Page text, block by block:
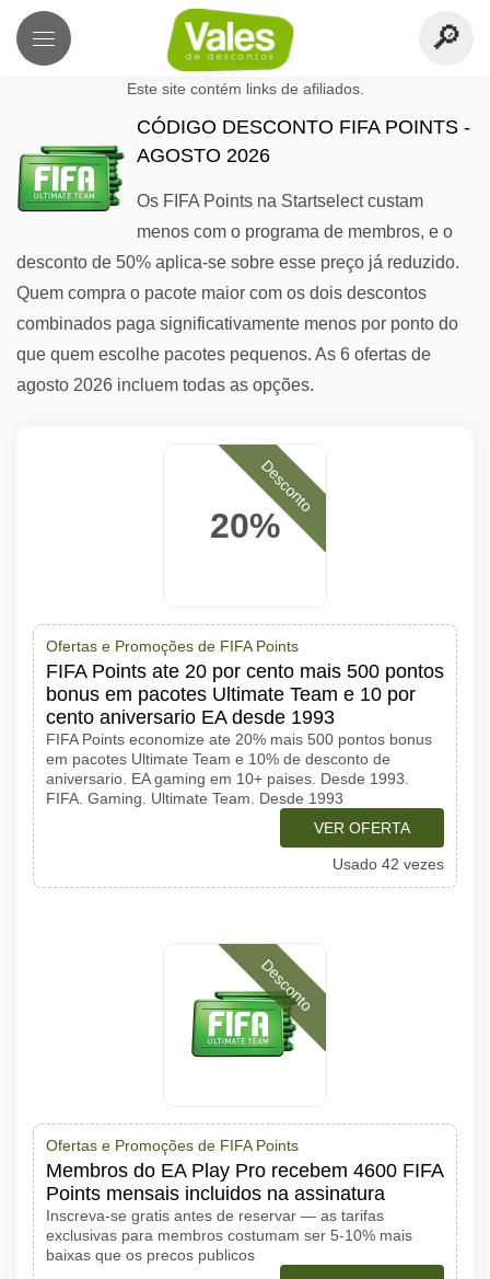
Este site contém links de afiliados.
CÓDIGO DESCONTO FIFA POINTS -
AGOSTO 2026
Os FIFA Points na Startselect custam
menos com o programa de membros, e o
desconto de 50% aplica-se sobre esse preço já reduzido.
Quem compra o pacote maior com os dois descontos
combinados paga significativamente menos por ponto do
que quem escolhe pacotes pequenos. As 6 ofertas de
agosto 2026 incluem todas as opções.
20%
Desconto
Ofertas e Promoções de FIFA Points
FIFA Points ate 20 por cento mais 500 pontos
bonus em pacotes Ultimate Team e 10 por
cento aniversario EA desde 1993
FIFA Points economize ate 20% mais 500 pontos bonus
em pacotes Ultimate Team e 10% de desconto de
aniversario. EA gaming em 10+ paises. Desde 1993.
FIFA. Gaming. Ultimate Team. Desde 1993
VER OFERTA
Usado 42 vezes
Desconto
Ofertas e Promoções de FIFA Points
Membros do EA Play Pro recebem 4600 FIFA
Points mensais incluidos na assinatura
Inscreva-se gratis antes de reservar — as tarifas
exclusivas para membros costumam ser 5-10% mais
baixas que os precos publicos